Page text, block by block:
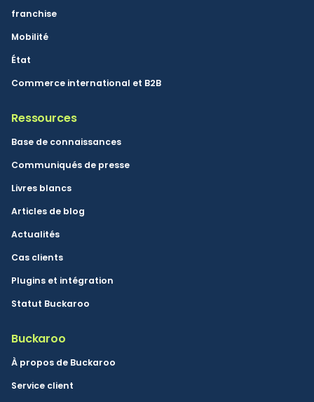
franchise
Mobilité
État
Commerce international et B2B
Ressources
Base de connaissances
Communiqués de presse
Livres blancs
Articles de blog
Actualités
Cas clients
Plugins et intégration
Statut Buckaroo
Buckaroo
À propos de Buckaroo
Service client